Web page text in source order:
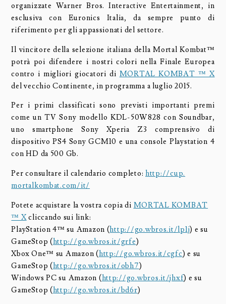
organizzate Warner Bros. Interactive Entertainment, in
esclusiva con Euronics Italia, da sempre punto di
riferimento per gli appassionati del settore.
Il vincitore della selezione italiana della Mortal Kombat™
potrà poi difendere i nostri colori nella Finale Europea
contro i migliori giocatori di MORTAL KOMBAT ™ X
del vecchio Continente, in programma a luglio 2015.
Per i primi classificati sono previsti importanti premi
come un TV Sony modello KDL-50W828 con Soundbar,
uno smartphone Sony Xperia Z3 comprensivo di
dispositivo PS4 Sony GCM10 e una console Playstation 4
con HD da 500 Gb.
Per consultare il calendario completo:http://cup.
mortalkombat.com/it/
Potete acquistare la vostra copia di MORTAL KOMBAT
™ Xcliccando sui link:
PlayStation 4™ su Amazon (http://go.wbros.it/lp1j) e su
GameStop (http://go.wbros.it/grfe)
Xbox One™ su Amazon (http://go.wbros.it/cgfc) e su
GameStop (http://go.wbros.it/obh7)
Windows PC su Amazon (http://go.wbros.it/jhxf) e su
GameStop (http://go.wbros.it/bd6r)